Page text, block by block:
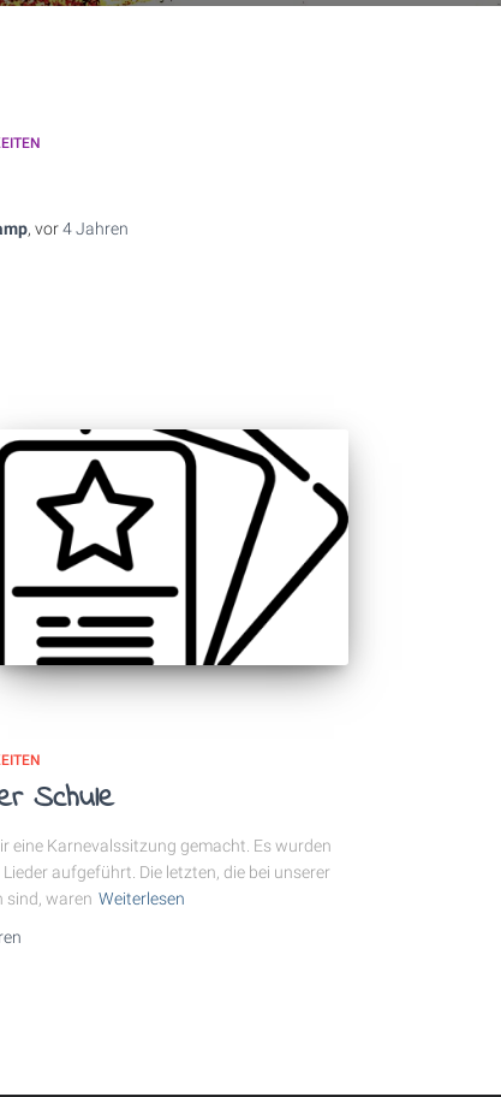
, vor4 Jahren
Schule
eine Karnevalssitzung gemacht. Es wurden
aufgeführt. Die letzten, die bei unserer
sind, waren Weiterlesen